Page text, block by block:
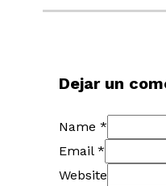
Dejar un
Name *
Email *
Website